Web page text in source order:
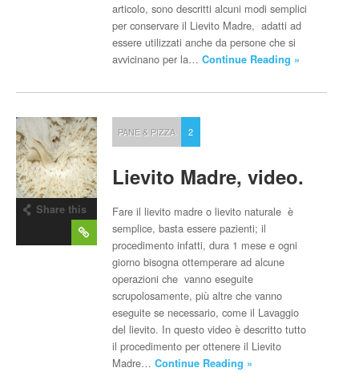
articolo, sono descritti alcuni modi semplici
per conservare il Lievito Madre, adatti ad
essere utilizzati anche da persone che si
avvicinano per la…Continue Reading »
Share this
PANE & PIZZA 2
Lievito Madre, video.
Fare il lievito madre o lievito naturale è
semplice, basta essere pazienti; il
procedimento infatti, dura 1 mese e ogni
giorno bisogna ottemperare ad alcune
operazioni che vanno eseguite
scrupolosamente, più altre che vanno
eseguite se necessario, come il Lavaggio
del lievito. In questo video è descritto tutto
il procedimento per ottenere il Lievito
Madre…Continue Reading »